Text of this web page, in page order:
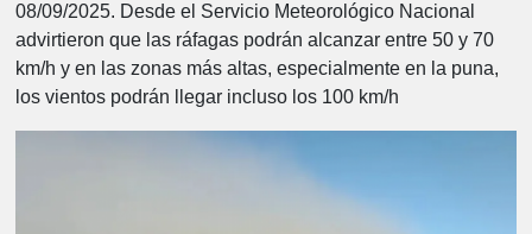
08/09/2025. Desde el Servicio Meteorológico Nacional
advirtieron que las ráfagas podrán alcanzar entre 50 y 70
km/h y en las zonas más altas, especialmente en la puna,
los vientos podrán llegar incluso los 100 km/h